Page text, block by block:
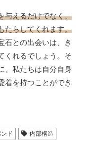
与えるだけでなく、
たらしてくれます。
石との出会いは、き
くれるでしょう。そ
、私たちは自分自身
着を持つことができ
ド
内部構造